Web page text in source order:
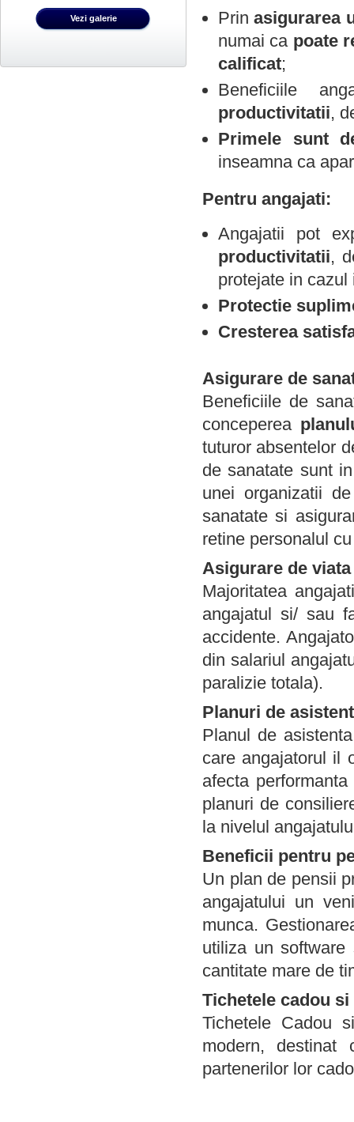
Prinasigurarea
numai ca poate
calificat;
Beneficiile
productivitatii,
Primele sunt
inseamna ca
Pentru angajati:
Angajatii pot
productivitatii,
protejate in
Protectie
Cresterea
Asigurare de
Beneficiile de
conceperea
tuturor absentelor
de sanatate sunt
unei organizatii
sanatate si
retine personalul
Asigurare de viata
Majoritatea
angajatul si/ sau
accidente.
din salariul
paralizie totala).
Planuri de
Planul de
care angajatorul il
afecta
planuri de
la nivelul
Beneficii pentru
Un plan de pensii
angajatului un
munca.
utiliza un
cantitate mare de
Tichetele cadou
Tichetele Cadou
modern, destinat
partenerilor lor